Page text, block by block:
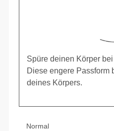
Spüre deinen Körper
Diese engere Passform
deines Körpers.
Normal